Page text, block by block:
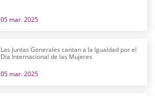
05 mar. 2025
Las Juntas Generales cantan a la Igualdad por el
Día Internacional de las Mujeres
05 mar. 2025